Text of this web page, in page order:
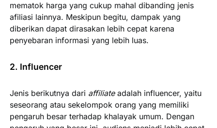
mematok harga yang cukup mahal dibanding jenis
afiliasi lainnya. Meskipun begitu, dampak yang
diberikan dapat dirasakan lebih cepat karena
penyebaran informasi yang lebih luas.
2. Influencer
Jenis berikutnya dari affiliateadalah influencer, yaitu
seseorang atau sekelompok orang yang memiliki
pengaruh besar terhadap khalayak umum. Dengan